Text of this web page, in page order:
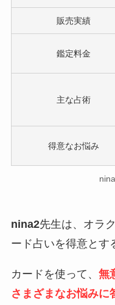
販売実績
鑑定料金
主な占術
得意なお悩み
nina2先生は、オラ
ード占いを得意とす
カードを使って、 無
さまざまなお悩みに